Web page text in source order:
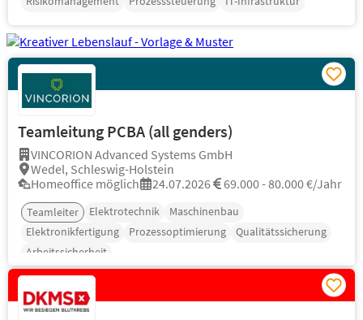
Teamleitung PCBA (all genders)
VINCORION Advanced Systems GmbH
Wedel, Schleswig-Holstein
Homeoffice möglich
24.07.2026 69.000 - 80.000 €/Jahr
Teamleiter Elektrotechnik
Maschinenbau
Elektronikfertigung
Prozessoptimierung
Qualitätssicherung
Arbeitssicherheit